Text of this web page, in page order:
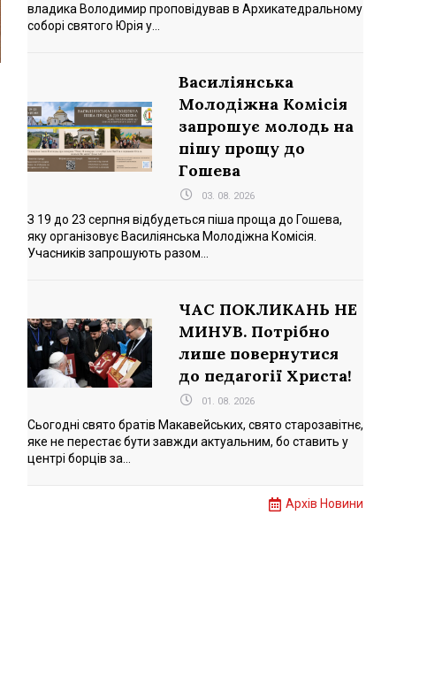
владика Володимир проповідував в Архикатедральному
соборі святого Юрія у...
Василіянська
Молодіжна Комісія
запрошує молодь на
пішу прощу до
Гошева
03. 08. 2026
З 19 до 23 серпня відбудеться піша проща до Гошева,
яку організовує Василіянська Молодіжна Комісія.
Учасників запрошують разом...
ЧАС ПОКЛИКАНЬ НЕ
МИНУВ. Потрібно
лише повернутися
до педагогії Христа!
01. 08. 2026
Сьогодні свято братів Макавейських, свято старозавітнє,
яке не перестає бути завжди актуальним, бо ставить у
центрі борців за...
Архів Новини